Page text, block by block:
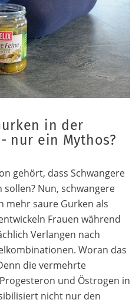
in der
nur ein Mythos?
gehört, dass Schwangere
Nun, schwangere
mehr saure Gurken als
Frauen während
Verlangen nach
Woran das
die vermehrte
und Östrogen in
nicht nur den